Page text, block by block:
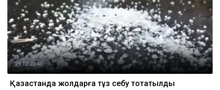
29.12 20:40
Қазақстанда жолдарға тұз себу тоқтатылды